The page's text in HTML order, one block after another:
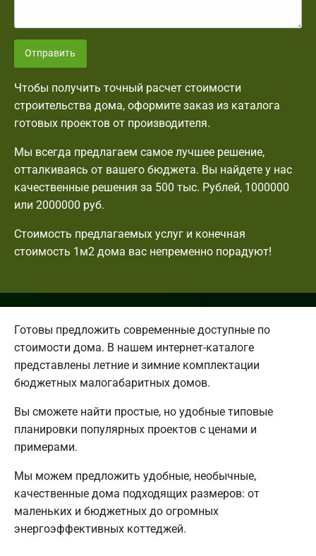
Отправить
Чтобы получить точный расчет стоимости
строительства дома, оформите заказ из каталога
готовых проектов от производителя.
Мы всегда предлагаем самое лучшее решение,
отталкиваясь от вашего бюджета. Вы найдете у нас
качественные решения за 500 тыс. Рублей, 1000000
или 2000000 руб.
Стоимость предлагаемых услуг и конечная
стоимость 1м2 дома вас непременно порадуют!
Готовы предложить современные доступные по
стоимости дома. В нашем интернет-каталоге
представлены летние и зимние комплектации
бюджетных малогабаритных домов.
Вы сможете найти простые, но удобные типовые
планировки популярных проектов с ценами и
примерами.
Мы можем предложить удобные, необычные,
качественные дома подходящих размеров: от
маленьких и бюджетных до огромных
энергоэффективных коттеджей.